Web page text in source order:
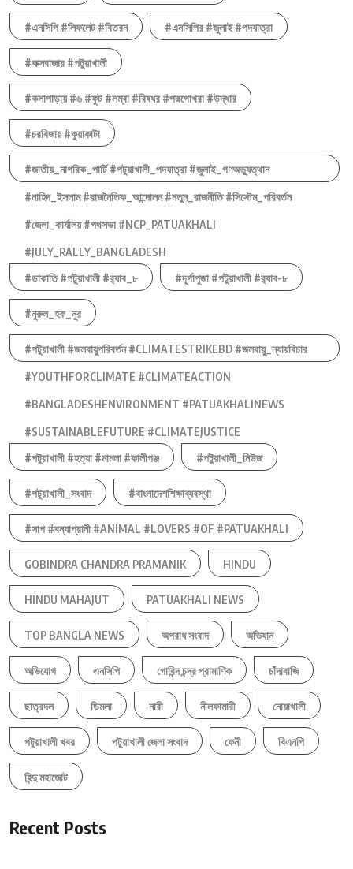
#এনসিপি #লিফলেট #বিতরন #এনসিপির #জুলাই #পদযাত্রা
#কক্সবাজার #পটুয়াখালী
#কলাপাড়ায় #৬ #ফুট #লম্বা #বিষধর #পদ্মগোখরা #উদ্ধার
#চরবিজায় #কুয়াকাটা
#জাতীয়_নাগরিক_পার্টি #পটুয়াখালী_পদযাত্রা #জুলাই_গণঅভ্যুত্থান
#নাহিদ_ইসলাম #রাজনৈতিক_আন্দোলন #নতুন_রাজনীতি #সিস্টেম_পরিবর্তন
#জেলা_কার্যালয় #পথসভা #NCP_PATUAKHALI
#JULY_RALLY_BANGLADESH
#ডাকাতি #পটুয়াখালী #র‍্যাব_৮
#দূর্গাপুজা #পটুয়াখালী #র‍্যাব-৮
#নুরুল_হক_নুর
#পটুয়াখালী #জলবায়ুপরিবর্তন #CLIMATESTRIKEBD #জলবায়ু_ন্যায়বিচার
#YOUTHFORCLIMATE #CLIMATEACTION
#BANGLADESHENVIRONMENT #PATUAKHALINEWS
#SUSTAINABLEFUTURE #CLIMATEJUSTICE
#পটুয়াখালী #হত্যা #মামলা #কালীগঞ্জ
#পটুয়াখালী_নিউজ
#পটুয়াখালী_সংবাদ #বাংলাদেশশিক্ষাব্যবস্থা
#সাপ #বন্যাপ্রানী #ANIMAL #LOVERS #OF #PATUAKHALI
GOBINDRA CHANDRA PRAMANIK HINDU
HINDU MAHAJUT PATUAKHALI NEWS
TOP BANGLA NEWS অপরাধ সংবাদ অভিযান
অভিযোগ এনসিপি গোবিন্দ চন্দ্র প্রামাণিক চাঁদাবাজি
ছাত্রদল ডিমলা নারী নীলফামারী নোয়াখালী
পটুয়াখালী খবর পটুয়াখালী জেলা সংবাদ ফেনী বিএনপি
হিন্দু মহাজোট
Recent Posts